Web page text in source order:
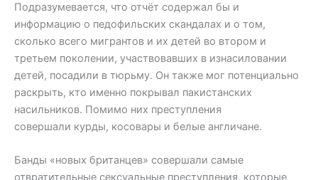
Подразумевается, что отчёт содержал бы и
информацию о педофильских скандалах и о том,
сколько всего мигрантов и их детей во втором и
третьем поколении, участвовавших в изнасиловании
детей, посадили в тюрьму. Он также мог потенциально
раскрыть, кто именно покрывал пакистанских
насильников. Помимо них преступления
совершали курды, косовары и белые англичане.
Банды «новых британцев» совершали самые
отвратительные сексуальные преступления, которые